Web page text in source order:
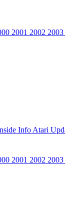
2001 2002 2003
Info Atari
2001 2002 2003